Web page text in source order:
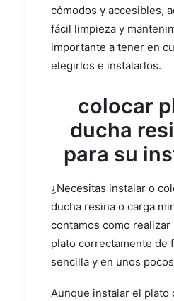
cómodos y accesibles,
fácil limpieza y
importante a tener en
elegirlos e instalarlos.
colocar
ducha
para su
¿Necesitas instalar o
ducha resina o carga
contamos como
plato correctamente de
sencilla y en unos
Aunque instalar el plato